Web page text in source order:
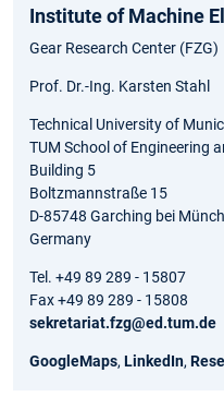
Institute of Machine
Gear Research Center (FZG)
Prof. Dr.-Ing. Karsten Stahl
Technical University of
TUM School of Engineering
Building 5
Boltzmannstraße 15
D-85748 Garching bei
Germany
Tel. +49 89 289 - 15807
Fax +49 89 289 - 15808
sekretariat.fzg@ed.tum.de
GoogleMaps, LinkedIn,